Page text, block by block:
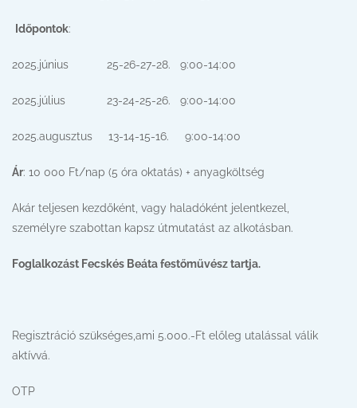
Időpontok:
2025.június 25-26-27-28. 9:00-14:00
2025.július 23-24-25-26. 9:00-14:00
2025.augusztus 13-14-15-16. 9:00-14:00
Ár: 10 000 Ft/nap (5 óra oktatás) + anyagköltség
Akár teljesen kezdőként, vagy haladóként jelentkezel,
személyre szabottan kapsz útmutatást az alkotásban.
Foglalkozást Fecskés Beáta festőművész tartja.
Regisztráció szükséges,ami 5.000.-Ft előleg utalással válik
aktívvá.
OTP